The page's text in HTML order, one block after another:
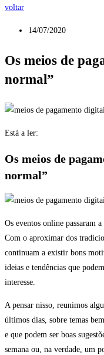
voltar
14/07/2020
Os meios de
normal”
Está a ler:
Os meios de
normal”
Os eventos online passaram
Com o aproximar dos
continuam a existir bons
ideias e tendências que
interesse.
A pensar nisso, reunimos
últimos dias, sobre temas
e que podem ser boas
semana ou, na verdade, um